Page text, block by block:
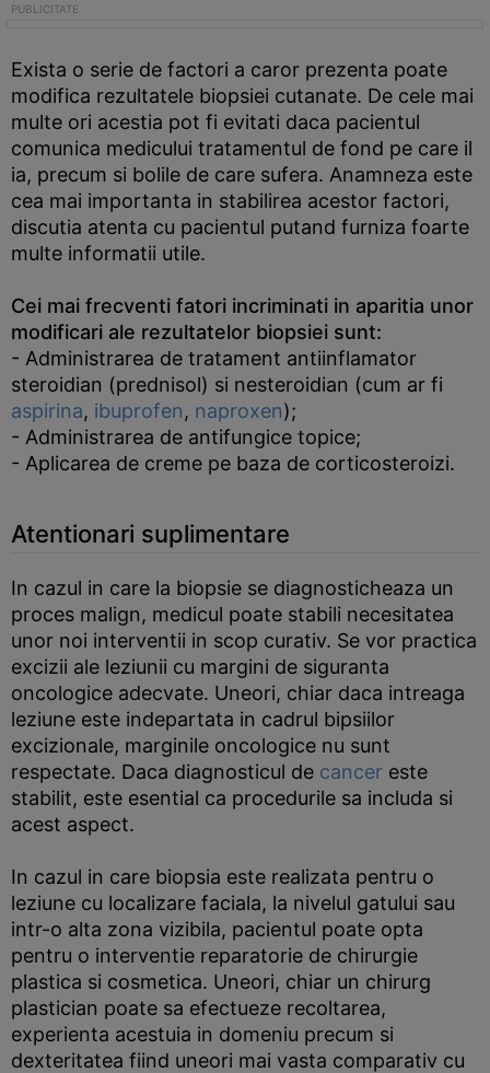
Exista o serie de factori a caror prezenta poate
modifica rezultatele biopsiei cutanate. De cele mai
multe ori acestia pot fi evitati daca pacientul
comunica medicului tratamentul de fond pe care il
ia, precum si bolile de care sufera. Anamneza este
cea mai importanta in stabilirea acestor factori,
discutia atenta cu pacientul putand furniza foarte
multe informatii utile.
Cei mai frecventi fatori incriminati in aparitia unor
modificari ale rezultatelor biopsiei sunt:
- Administrarea de tratament antiinflamator
steroidian (prednisol) si nesteroidian (cum ar fi
aspirina, ibuprofen, naproxen);
- Administrarea de antifungice topice;
- Aplicarea de creme pe baza de corticosteroizi.
Atentionari suplimentare
In cazul in care la biopsie se diagnosticheaza un
proces malign, medicul poate stabili necesitatea
unor noi interventii in scop curativ. Se vor practica
excizii ale leziunii cu margini de siguranta
oncologice adecvate. Uneori, chiar daca intreaga
leziune este indepartata in cadrul bipsiilor
excizionale, marginile oncologice nu sunt
respectate. Daca diagnosticul de cancer este
stabilit, este esential ca procedurile sa includa si
acest aspect.
In cazul in care biopsia este realizata pentru o
leziune cu localizare faciala, la nivelul gatului sau
intr-o alta zona vizibila, pacientul poate opta
pentru o interventie reparatorie de chirurgie
plastica si cosmetica. Uneori, chiar un chirurg
plastician poate sa efectueze recoltarea,
experienta acestuia in domeniu precum si
dexteritatea fiind uneori mai vasta comparativ cu